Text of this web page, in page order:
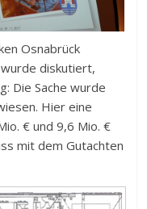
Osnabrück
diskutiert,
Die Sache wurde
Hier eine
€ und 9,6 Mio. €
mit dem Gutachten